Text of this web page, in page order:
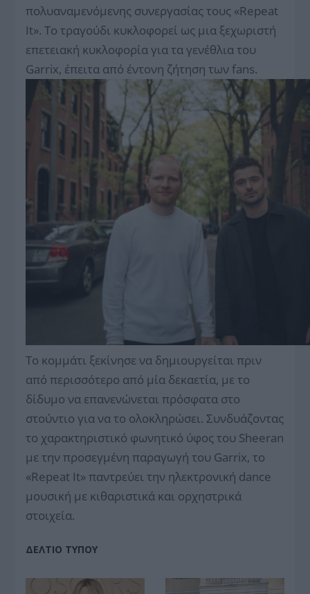
πολυαναμενόμενης συνεργασίας τους «Repeat
It». Το τραγούδι κυκλοφορεί ως μια ξεχωριστή
επετειακή κυκλοφορία για τα γενέθλια του
Garrix, έπειτα από έντονη ζήτηση των fans.
Το κομμάτι ξεκίνησε να δημιουργείται πριν
από περισσότερο από μία δεκαετία, με το
δίδυμο να επανενώνεται πρόσφατα στο
στούντιο για να το ολοκληρώσει. Συνδυάζοντας
το χαρακτηριστικό φωνητικό ύφος του Sheeran
με την προσεγμένη παραγωγή του Garrix, το
«Repeat It» παντρεύει την ηλεκτρονική dance
μουσική με κιθαριστικά και ορχηστρικά
στοιχεία.
ΔΕΛΤΙΟ ΤΥΠΟΥ